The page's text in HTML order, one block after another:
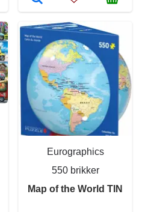
Eurographics
550 brikker
Map of the World TIN